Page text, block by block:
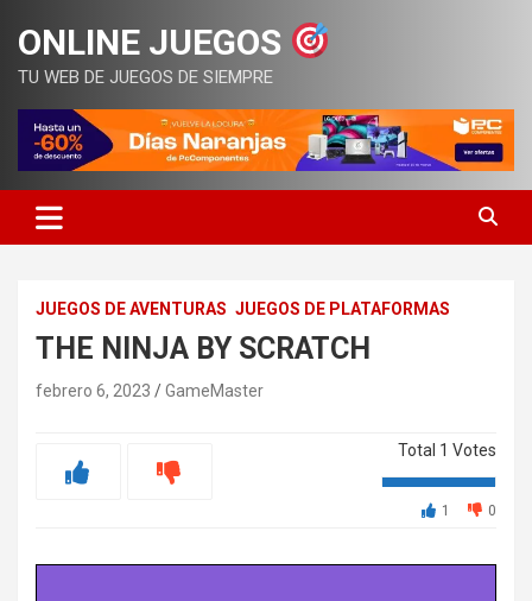
contenido
ONLINE JUEGOS
TU WEB DE JUEGOS DE SIEMPRE
JUEGOS DE AVENTURAS JUEGOS DE PLATAFORMAS
THE NINJA BY SCRATCH
febrero 6, 2023 GameMaster
Total 1 Votes
0
1